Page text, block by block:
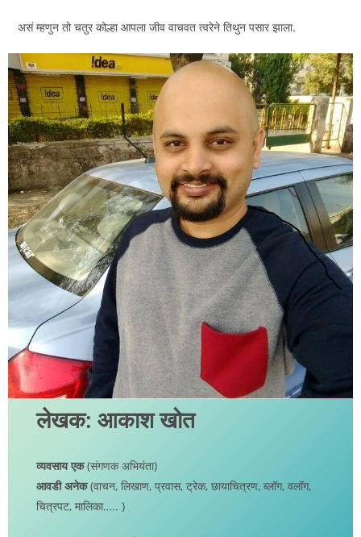
असं म्हणुन तो चतुर कोल्हा आपला जीव वाचवत त्वरेने तिथुन पसार झाला.
लेखक: आकाश खोत
व्यवसाय एक(संगणक अभियंता)
आवडी अनेक(वाचन, लिखाण, प्रवास, ट्रेक, छायाचित्रण, ब्लॉग, वलॉग,
चित्रपट, मालिका….. )